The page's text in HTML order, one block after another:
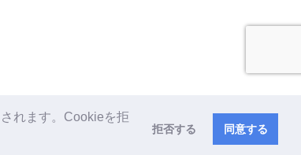
れます。Cookieを拒
拒否する 同意する